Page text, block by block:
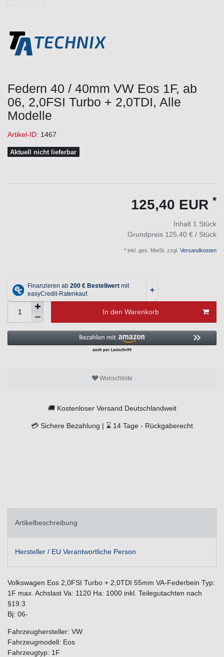
Federn 40 / 40mm VW Eos 1F, ab
06, 2,0FSI Turbo + 2,0TDI, Alle
Modelle
Artikel-ID: 1467
Aktuell nicht lieferbar
125,40 EUR *
Inhalt 1 Stück
Grundpreis 125,40 € / Stück
* inkl. ges. MwSt. zzgl. Versandkosten
In den Warenkorb
Wunschliste
🚚 Kostenloser Versand Deutschlandweit
💳 Sichere Bezahlung | ⌛ 14 Tage - Rückgaberecht
Artikelbeschreibung
Hersteller / EU Verantwortliche Person
Volkswagen Eos 2,0FSI Turbo + 2,0TDI 55mm VA-Federbein Typ:
1F max. Achslast Va: 1120 Ha: 1000 inkl. Teilegutachten nach
§19.3
Bj: 06-
Fahrzeughersteller: VW
Fahrzeugmodell: Eos
Fahrzeugtyp: 1F